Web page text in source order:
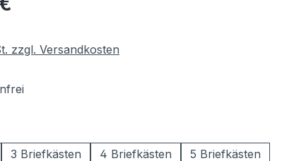
zzgl. Versandkosten
3 Briefkästen 4 Briefkästen
5 Briefkästen